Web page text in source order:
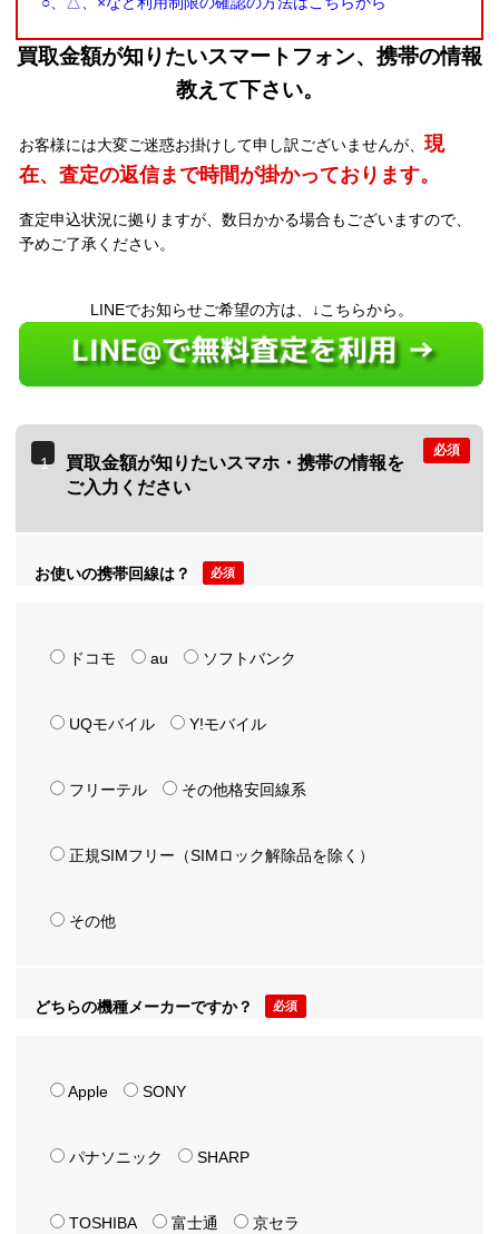
買取金額が知りたいスマートフォン、携帯の情報
教えて下さい。
お客様には大変ご迷惑お掛けして申し訳ございませんが、 現
在、査定の返信まで時間が掛かっております。
査定申込状況に拠りますが、数日かかる場合もございますので、
予めご了承ください。
LINEでお知らせご希望の方は、↓こちらから。
1
買取金額が知りたいスマホ・携帯の情報を
ご入力ください
必須
お使いの携帯回線は？ 必須
ドコモ au ソフトバンク
UQモバイル Y!モバイル
フリーテル その他格安回線系
正規SIMフリー（SIMロック解除品を除く）
その他
どちらの機種メーカーですか？ 必須
Apple SONY
パナソニック SHARP
TOSHIBA 富士通 京セラ